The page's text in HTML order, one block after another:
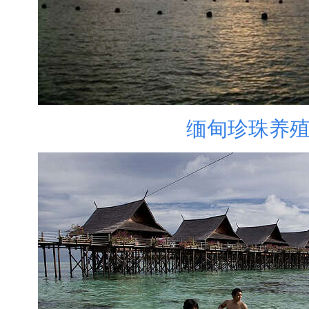
缅甸珍珠养